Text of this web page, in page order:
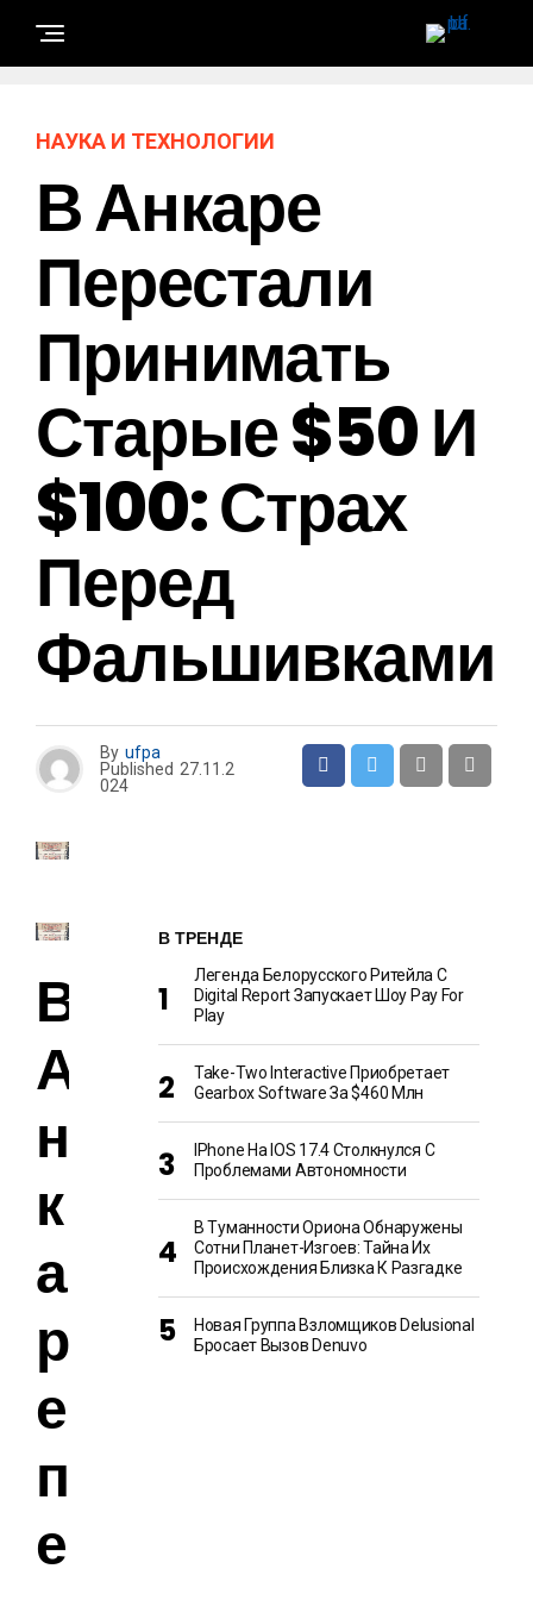
НАУКА И ТЕХНОЛОГИИ
В Анкаре
Перестали
Принимать
Старые $50 И
$100: Страх
Перед
Фальшивками
By ufpa
Published 27.11.2
024
В
А
н
к
а
р
е
п
е
В ТРЕНДЕ
Легенда Белорусского Ритейла C
Digital Report Запускает Шоу Pay For
Play
Take-Two Interactive Приобретает
Gearbox Software За $460 Млн
IPhone На IOS 17.4 Столкнулся С
Проблемами Автономности
В Туманности Ориона Обнаружены
Сотни Планет-Изгоев: Тайна Их
Происхождения Близка К Разгадке
Новая Группа Взломщиков Delusional
Бросает Вызов Denuvo